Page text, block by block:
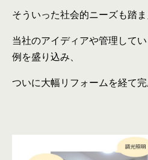
そういった社会的ニーズも踏ま
当社のアイディアや管理して
例を盛り込み、
ついに大幅リフォームを経て完